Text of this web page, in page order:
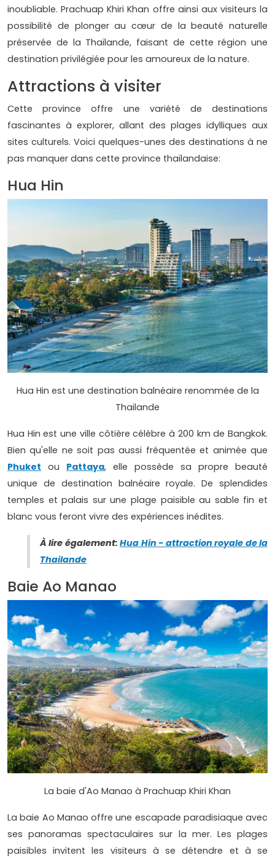
inoubliable. Prachuap Khiri Khan offre ainsi aux visiteurs la
possibilité de plonger au cœur de la beauté naturelle
préservée de la Thaïlande, faisant de cette région une
destination privilégiée pour les amoureux de la nature.
Attractions à visiter
Cette province offre une variété de destinations
fascinantes à explorer, allant des plages idylliques aux
sites culturels. Voici quelques-unes des destinations à ne
pas manquer dans cette province thaïlandaise:
Hua Hin
Hua Hin est une destination balnéaire renommée de la
Thailande
Hua Hin est une ville côtière célèbre à 200 km de Bangkok.
Bien qu'elle ne soit pas aussi fréquentée et animée que
Phuket ou Pattaya, elle possède sa propre beauté
unique de destination balnéaire royale. De splendides
temples et palais sur une plage paisible au sable fin et
blanc vous feront vivre des expériences inédites.
À lire également:Hua Hin - attraction royale de la
Thailande
Baie Ao Manao
La baie d'Ao Manao à Prachuap Khiri Khan
La baie Ao Manao offre une escapade paradisiaque avec
ses panoramas spectaculaires sur la mer. Les plages
paisibles invitent les visiteurs à se détendre et à se